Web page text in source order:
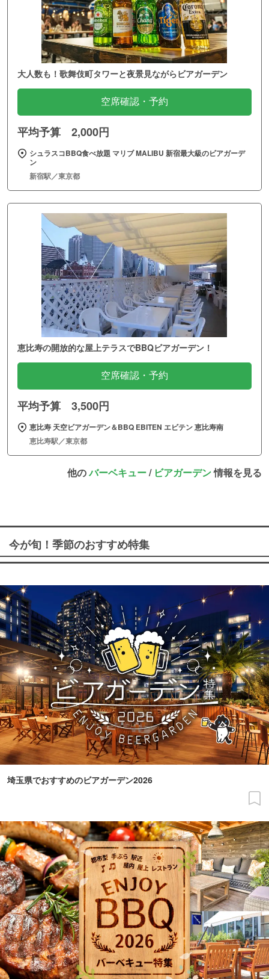
大人数も！歌舞伎町タワーと夜景見ながらビアガーデン
空席確認・予約
平均予算 2,000円
シュラスコBBQ食べ放題 マリブ MALIBU 新宿最大級のビアガーデ
ン
新宿駅／東京都
恵比寿の開放的な屋上テラスでBBQビアガーデン！
空席確認・予約
平均予算 3,500円
恵比寿 天空ビアガーデン＆BBQ EBITEN エビテン 恵比寿南
恵比寿駅／東京都
他のバーベキュー/ ビアガーデン情報を見る
今が旬！季節のおすすめ特集
埼玉県でおすすめのビアガーデン2026